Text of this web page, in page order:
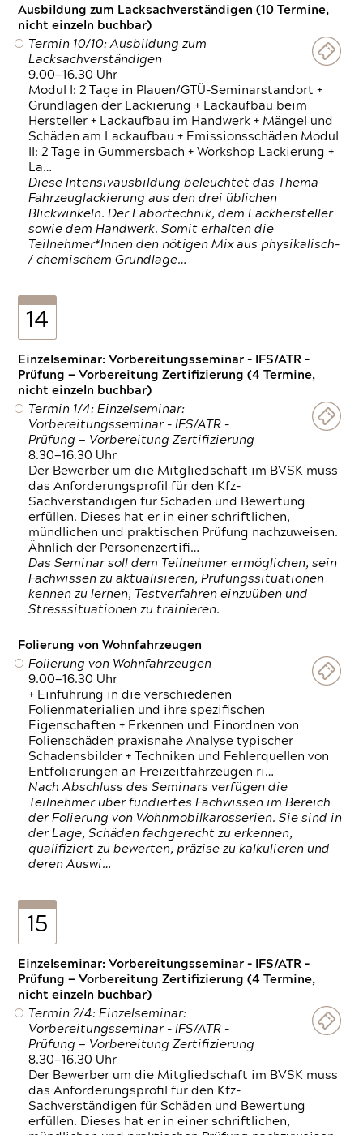
Ausbildung zum Lacksachverständigen (10 Termine,
nicht einzeln buchbar)
Termin 10/10: Ausbildung zum
Lacksachverständigen
9.00—16.30 Uhr
Modul I: 2 Tage in Plauen/GTÜ-Seminarstandort +
Grundlagen der Lackierung + Lackaufbau beim
Hersteller + Lackaufbau im Handwerk + Mängel und
Schäden am Lackaufbau + Emissionsschäden Modul
II: 2 Tage in Gummersbach + Workshop Lackierung +
La…
Diese Intensivausbildung beleuchtet das Thema
Fahrzeuglackierung aus den drei üblichen
Blickwinkeln. Der Labortechnik, dem Lackhersteller
sowie dem Handwerk. Somit erhalten die
Teilnehmer*Innen den nötigen Mix aus physikalisch-
/ chemischem Grundlage…
14
Einzelseminar: Vorbereitungsseminar - IFS/ATR -
Prüfung — Vorbereitung Zertifizierung (4 Termine,
nicht einzeln buchbar)
Termin 1/4: Einzelseminar:
Vorbereitungsseminar - IFS/ATR -
Prüfung — Vorbereitung Zertifizierung
8.30—16.30 Uhr
Der Bewerber um die Mitgliedschaft im BVSK muss
das Anforderungsprofil für den Kfz-
Sachverständigen für Schäden und Bewertung
erfüllen. Dieses hat er in einer schriftlichen,
mündlichen und praktischen Prüfung nachzuweisen.
Ähnlich der Personenzertifi…
Das Seminar soll dem Teilnehmer ermöglichen, sein
Fachwissen zu aktualisieren, Prüfungssituationen
kennen zu lernen, Testverfahren einzuüben und
Stresssituationen zu trainieren.
Folierung von Wohnfahrzeugen
Folierung von Wohnfahrzeugen
9.00—16.30 Uhr
+ Einführung in die verschiedenen
Folienmaterialien und ihre spezifischen
Eigenschaften + Erkennen und Einordnen von
Folienschäden praxisnahe Analyse typischer
Schadensbilder + Techniken und Fehlerquellen von
Entfolierungen an Freizeitfahrzeugen ri…
Nach Abschluss des Seminars verfügen die
Teilnehmer über fundiertes Fachwissen im Bereich
der Folierung von Wohnmobilkarosserien. Sie sind in
der Lage, Schäden fachgerecht zu erkennen,
qualifiziert zu bewerten, präzise zu kalkulieren und
deren Auswi…
15
Einzelseminar: Vorbereitungsseminar - IFS/ATR -
Prüfung — Vorbereitung Zertifizierung (4 Termine,
nicht einzeln buchbar)
Termin 2/4: Einzelseminar:
Vorbereitungsseminar - IFS/ATR -
Prüfung — Vorbereitung Zertifizierung
8.30—16.30 Uhr
Der Bewerber um die Mitgliedschaft im BVSK muss
das Anforderungsprofil für den Kfz-
Sachverständigen für Schäden und Bewertung
erfüllen. Dieses hat er in einer schriftlichen,